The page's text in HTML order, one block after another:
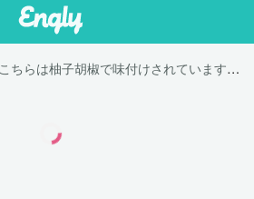
「こちらは柚子胡椒で味付けされています。」は英語で "This is seasoned with yuzu pepper paste. "